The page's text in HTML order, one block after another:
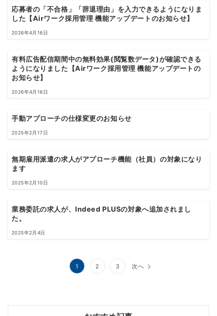
応募者の「不合格」「辞退理由」を入力できるようになりま
した【Airワーク採用管理 機能アップデートのお知らせ】
2026年4月16日
有料広告配信期間中の無料効果(閲覧数データ)が確認できる
ようになりました【Airワーク採用管理 機能アップデートの
お知らせ】
2026年4月16日
手動アプローチの仕様変更のお知らせ
2025年2月17日
無期雇用派遣の求人がアプローチ機能（社員）の対象になり
ます
2025年2月10日
業務委託の求人が、Indeed PLUSの対象へ追加されまし
た。
2025年2月4日
1 2 3 次へ